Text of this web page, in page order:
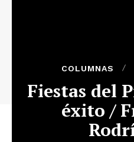
COLUMNAS
Fiestas del
éxito /